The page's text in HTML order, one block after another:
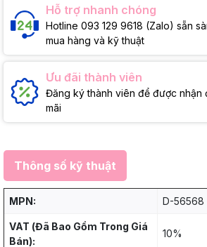
Hỗ trợ nhanh chóng
Hotline 093 129 9618 (Zalo) sẵn
mua hàng và kỹ thuật
Ưu đãi thành viên
Đăng ký thành viên để được nhận
mãi
Thông số kỹ thuật
MPN: D-56568
VAT (Đã Bao Gồm Trong Giá
Bán):
10%